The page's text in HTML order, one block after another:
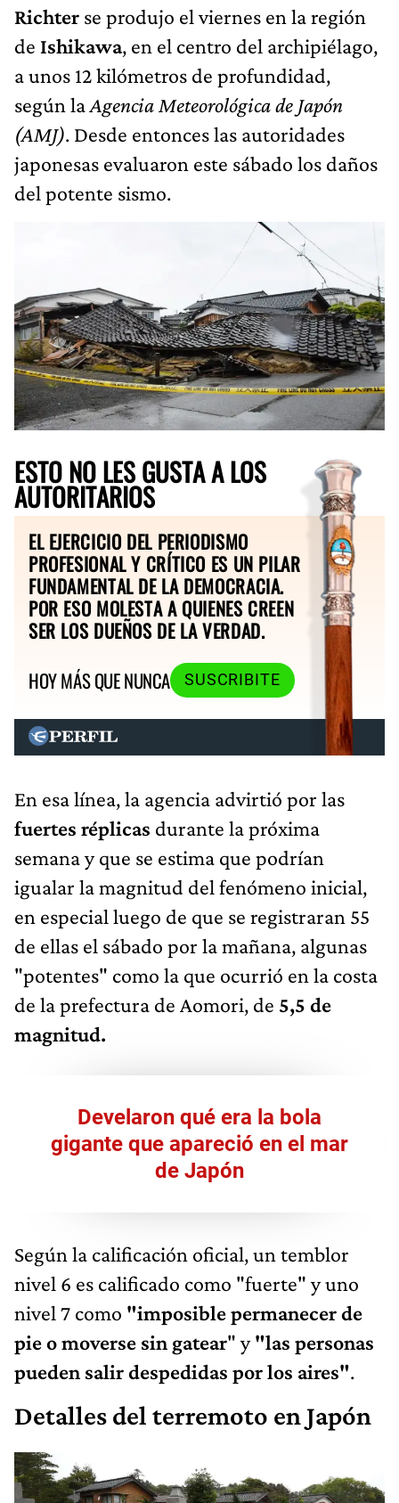
Richter se produjo el viernes en la región
de Ishikawa, en el centro del archipiélago,
a unos 12 kilómetros de profundidad,
según laAgencia Meteorológica de Japón
(AMJ). Desde entonces las autoridades
japonesas evaluaron este sábado los daños
del potente sismo.
ESTO NO LES GUSTA A LOS
AUTORITARIOS
EL EJERCICIO DEL PERIODISMO
PROFESIONAL Y CRÍTICO ES UN PILAR
FUNDAMENTAL DE LA DEMOCRACIA.
POR ESO MOLESTA A QUIENES CREEN
SER LOS DUEÑOS DE LA VERDAD.
HOY MÁS QUE NUNCA
SUSCRIBITE
En esa línea, la agencia advirtió por las
fuertes réplicas durante la próxima
semana y que se estima que podrían
igualar la magnitud del fenómeno inicial,
en especial luego de que se registraran 55
de ellas el sábado por la mañana, algunas
"potentes" como la que ocurrió en la costa
de la prefectura de Aomori, de 5,5 de
magnitud.
Develaron qué era la bola
gigante que apareció en el mar
de Japón
Según la calificación oficial, un temblor
nivel 6 es calificado como "fuerte" y uno
nivel 7 como "imposible permanecer de
pie o moverse sin gatear" y"las personas
pueden salir despedidas por los aires".
Detalles del terremoto en Japón